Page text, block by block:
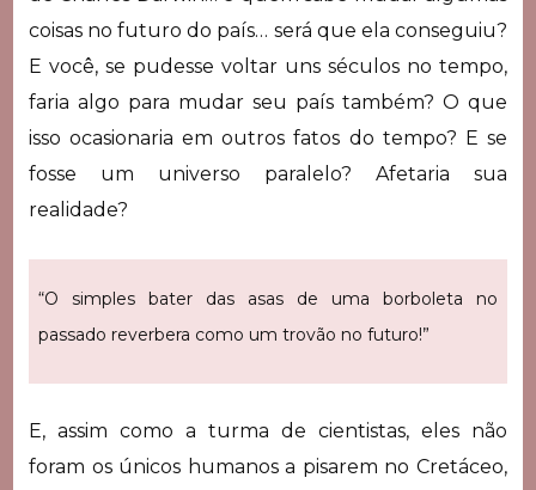
coisas no futuro do país… será que ela conseguiu?
E você, se pudesse voltar uns séculos no tempo,
faria algo para mudar seu país também? O que
isso ocasionaria em outros fatos do tempo? E se
fosse um universo paralelo? Afetaria sua
realidade?
“O simples bater das asas de uma borboleta no
passado reverbera como um trovão no futuro!”
E, assim como a turma de cientistas, eles não
foram os únicos humanos a pisarem no Cretáceo,